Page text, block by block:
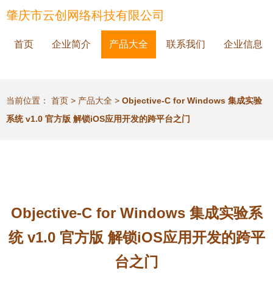
肇庆市云创网络科技有限公司
首页 企业简介 产品大全 联系我们 企业信息
当前位置： 首页 > 产品大全 > Objective-C for Windows 集成实验
系统 v1.0 官方版 解锁iOS应用开发的跨平台之门
Objective-C for Windows 集成实验系
统 v1.0 官方版 解锁iOS应用开发的跨平
台之门